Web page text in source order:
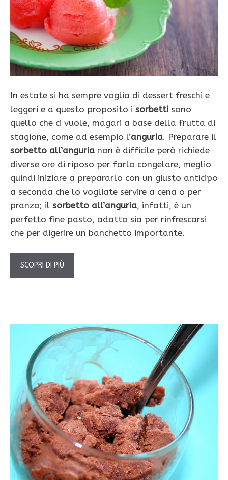
In estate si ha sempre voglia di dessert freschi e
leggeri e a questo proposito i sorbetti sono
quello che ci vuole, magari a base della frutta di
stagione, come ad esempio l’anguria. Preparare il
sorbetto all’anguria non è difficile però richiede
diverse ore di riposo per farlo congelare, meglio
quindi iniziare a prepararlo con un giusto anticipo
a seconda che lo vogliate servire a cena o per
pranzo; il sorbetto all’anguria, infatti, è un
perfetto fine pasto, adatto sia per rinfrescarsi
che per digerire un banchetto importante.
SCOPRI DI PIÙ